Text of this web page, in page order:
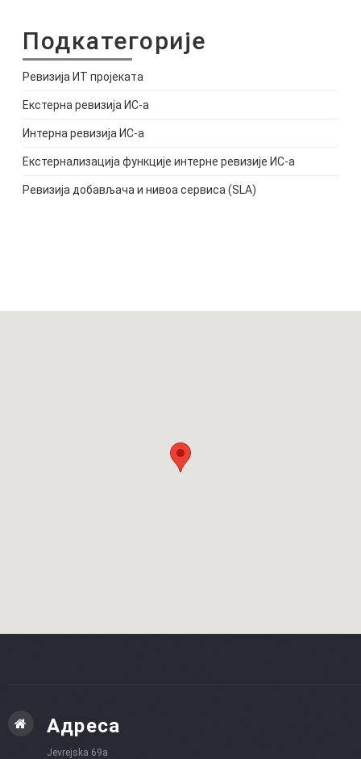
Подкатегорије
Ревизија ИТ пројеката
Екстерна ревизија ИС-а
Интерна ревизија ИС-а
Екстернализација функције интерне ревизије ИС-а
Ревизија добављача и нивоа сервиса (SLA)
Адреса
Jevrejska 69a